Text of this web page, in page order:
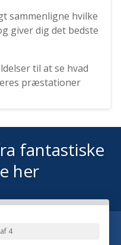
sammenligne hvilke
giver dig det bedste
til at se hvad
præstationer
fantastiske
her
4